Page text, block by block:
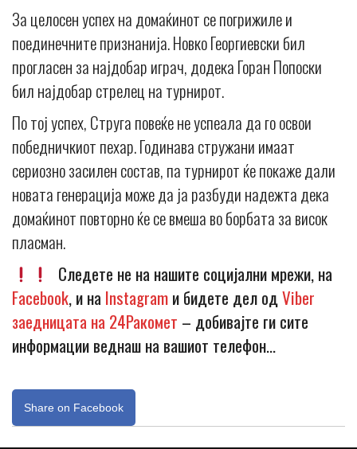
За целосен успех на домаќинот се погрижиле и
поединечните признанија. Новко Георгиевски бил
прогласен за најдобар играч, додека Горан Попоски
бил најдобар стрелец на турнирот.
По тој успех, Струга повеќе не успеала да го освои
победничкиот пехар. Годинава стружани имаат
сериозно засилен состав, па турнирот ќе покаже дали
новата генерација може да ја разбуди надежта дека
домаќинот повторно ќе се вмеша во борбата за висок
пласман.
Следете не на нашите социјални мрежи, на
Facebook, и на Instagramи бидете дел одViber
заедницата на 24Ракомет – добивајте ги сите
информации веднаш на вашиот телефон…
Share on Facebook